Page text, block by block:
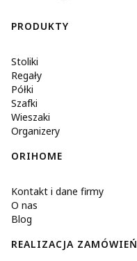
Linki w stopce
PRODUKTY
Stoliki
Regały
Półki
Szafki
Wieszaki
Organizery
ORIHOME
Kontakt i dane firmy
O nas
Blog
REALIZACJA ZAMÓWIEŃ